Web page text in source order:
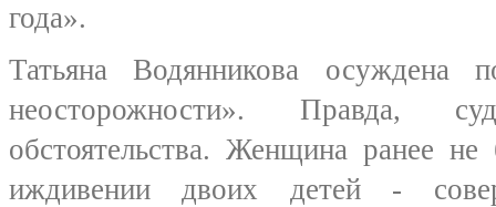
года».
Татьяна Водянникова осуждена
неосторожности». Правда,
обстоятельства. Женщина ранее
иждивении двоих детей -